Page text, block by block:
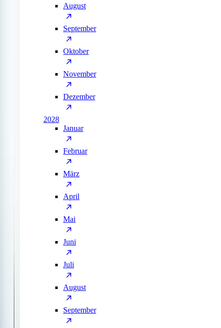
August
September
Oktober
November
Dezember
2028
Januar
Februar
März
April
Mai
Juni
Juli
August
September